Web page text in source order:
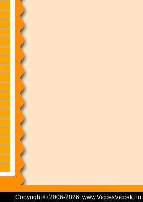
Copyright © 2006-2026, www.ViccesViccek.hu |